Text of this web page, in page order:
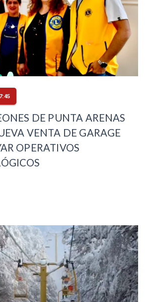
DE PUNTA ARENAS
VENTA DE GARAGE
OPERATIVOS